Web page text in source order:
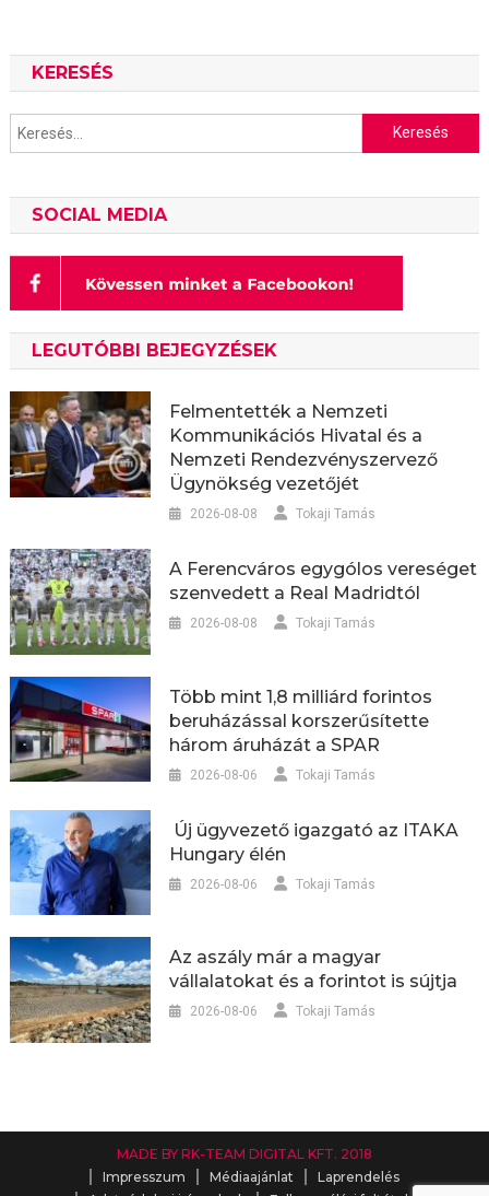
KERESÉS
Keresés:
SOCIAL MEDIA
LEGUTÓBBI BEJEGYZÉSEK
Felmentették a Nemzeti
Kommunikációs Hivatal és a
Nemzeti Rendezvényszervező
Ügynökség vezetőjét
2026-08-08 Tokaji Tamás
A Ferencváros egygólos vereséget
szenvedett a Real Madridtól
2026-08-08 Tokaji Tamás
Több mint 1,8 milliárd forintos
beruházással korszerűsítette
három áruházát a SPAR
2026-08-06 Tokaji Tamás
Új ügyvezető igazgató az ITAKA
Hungary élén
2026-08-06 Tokaji Tamás
Az aszály már a magyar
vállalatokat és a forintot is sújtja
2026-08-06 Tokaji Tamás
MADE BY RK-TEAM DIGITAL KFT. 2018
Impresszum
Médiaajánlat
Laprendelés